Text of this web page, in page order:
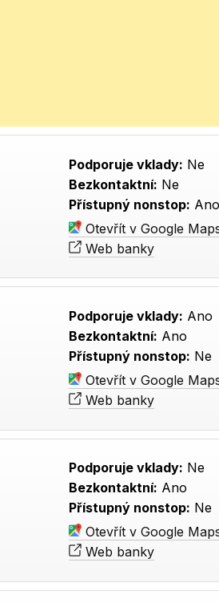
Podporuje vklady: Ne
Bezkontaktní: Ne
Přístupný nonstop: Ano
Otevřít v Google
Web banky
Podporuje vklady: Ano
Bezkontaktní: Ano
Přístupný nonstop: Ne
Otevřít v Google
Web banky
Podporuje vklady: Ne
Bezkontaktní: Ano
Přístupný nonstop: Ne
Otevřít v Google
Web banky